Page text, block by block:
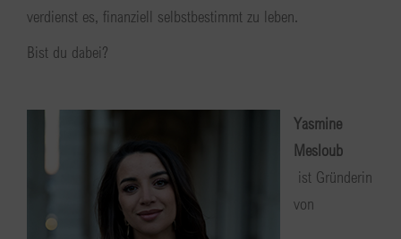
verdienst es, finanziell selbstbestimmt zu leben.
Bist du dabei?
Yasmine
Mesloub
ist Gründerin
von